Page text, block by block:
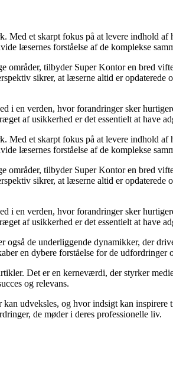
et skarpt fokus på at levere indhold
læsernes forståelse af de komplekse
tilbyder Super Kontor en bred
sikrer, at læserne altid er opdaterede
en verden, hvor forandringer sker
af usikkerhed er det essentielt at have
et skarpt fokus på at levere indhold
læsernes forståelse af de komplekse
tilbyder Super Kontor en bred
sikrer, at læserne altid er opdaterede
en verden, hvor forandringer sker
af usikkerhed er det essentielt at have
de underliggende dynamikker, der
en dybere forståelse for de
Det er en kerneværdi, der styrker
og relevans.
udveksles, og hvor indsigt kan
de møder i deres professionelle liv.